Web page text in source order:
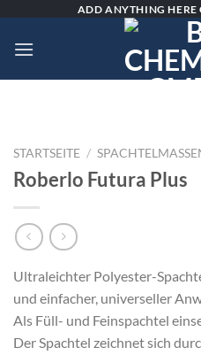
content
ADD ANYTHING HERE
STARTSEITE /
Roberlo Futura Plus
Ultraleichter Polyester-
und einfacher, universeller
Als Füll- und Feinspachtel
Der Spachtel zeichnet sich